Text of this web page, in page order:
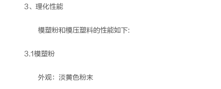
3、理化性能
模塑粉和模压塑料的性能如下:
3.1模塑粉
外观：淡黄色粉末